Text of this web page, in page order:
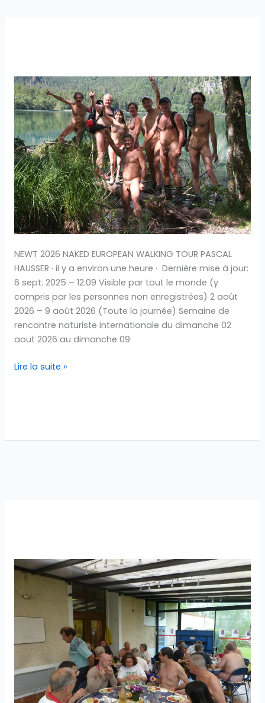
NEWT 2026 NAKED EUROPEAN WALKING TOUR PASCAL
HAUSSER · il y a environ une heure · Dernière mise à jour:
6 sept. 2025 – 12:09 Visible par tout le monde (y
compris par les personnes non enregistrées) 2 août
2026 – 9 août 2026 (Toute la journée) Semaine de
rencontre naturiste internationale du dimanche 02
aout 2026 au dimanche 09
La
NEWT
d’août
2026
:
Naked
European
Walking
Tour
en
Autriche
Lire la suite »
Assemblée
générale
de
l’APNEL,
septembre
2025
à
Villecresnes